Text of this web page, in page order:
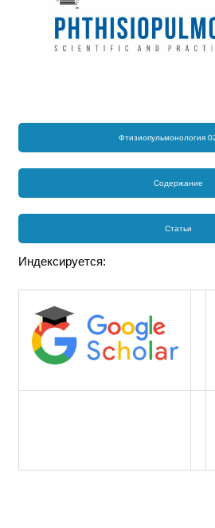
Фтизиопульмонология
Содержание
Статьи
Индексируется: